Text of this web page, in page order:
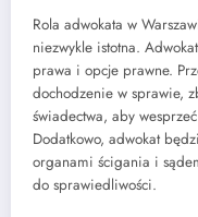
Rola adwokata w
niezwykle istotna.
prawa i opcje prawne.
dochodzenie w sprawie,
świadectwa, aby
Dodatkowo, adwokat
organami ścigania i
do sprawiedliwości.